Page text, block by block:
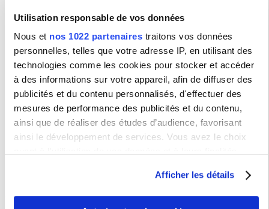
Utilisation responsable de vos données
Nous et nos 1022 partenaires traitons vos données
personnelles, telles que votre adresse IP, en utilisant des
technologies comme les cookies pour stocker et accéder
à des informations sur votre appareil, afin de diffuser des
publicités et du contenu personnalisés, d'effectuer des
mesures de performance des publicités et du contenu,
ainsi que de réaliser des études d’audience, favorisant
ainsi le développement de services. Vous avez le choix
moment en consultant la Déclaration relative aux cookies
ou en cliquant sur l'icône de confidentialité.
Afficher les détails
Lieu(x) :
Amphithéâtre Turing - Université de Paris
8 place Aurélie Nemours 75013 Paris
Maison de la Recherche de l'Université Paris 3
4 rue des Irlandais 75005 Paris
Partenaires :
Renseignements